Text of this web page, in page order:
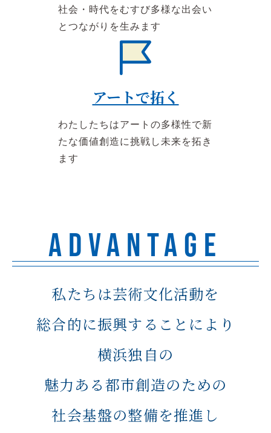
社会・時代をむすび多様な出会い
とつながりを生みます
アートで拓く
わたしたちはアートの多様性で新
たな価値創造に挑戦し未来を拓き
ます
ADVANTAGE
私たちは芸術文化活動を
総合的に振興することにより
横浜独自の
魅力ある都市創造のための
社会基盤の整備を推進し